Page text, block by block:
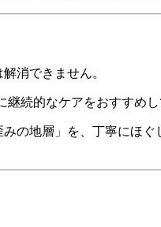
消できません。
続的なケアをおすすめし
の地層」を、丁寧にほ